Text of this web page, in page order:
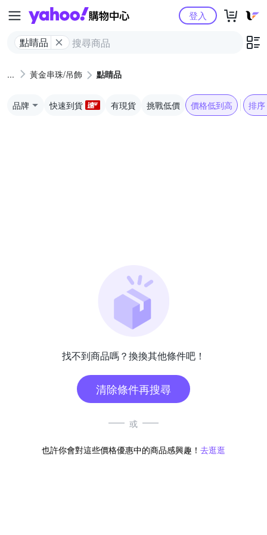
Yahoo購物中心
點睛品
登入
黃金串珠/吊飾 點睛品
品牌 快速到貨 有現貨 挑戰低價 價格低到高 排序
找不到商品嗎？換換其他條件吧！
清除條件再搜尋
或
也許你會對這些價格優惠中的商品感興趣！ 去逛逛